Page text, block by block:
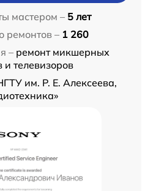
мастером – 5 лет
ремонтов – 1 260
– ремонт микшерных
и телевизоров
им. Р. Е. Алексеева,